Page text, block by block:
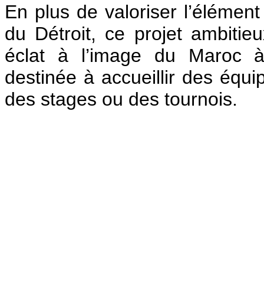
En plus de valoriser
du Détroit, ce projet
éclat à l’image du Maroc
destinée à accueillir des
des stages ou des tournois.